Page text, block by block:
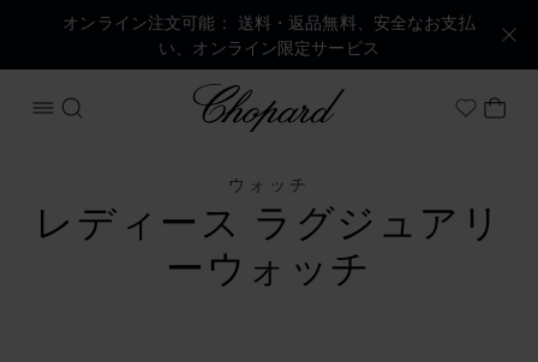
オンライン注文可能： 送料・返品無料、安全なお支払
い、オンライン限定サービス
メニューを開く
検索する
Chopard
Myマ
ウォッチ
レディース ラグジュアリ
ーウォッチ